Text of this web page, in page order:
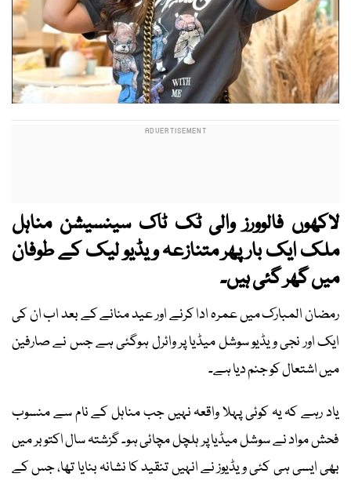
لاکھوں فالوورز والی ٹک ٹاک سینسیشن مناہل
ملک ایک بار پھر متنازعہ ویڈیو لیک کے طوفان
میں گھر گئی ہیں۔
رمضان المبارک میں عمرہ ادا کرنے اور عید منانے کے بعد اب ان کی
ایک اور نجی ویڈیو سوشل میڈیا پر وائرل ہوگئی ہے جس نے صارفین
میں اشتعال کو جنم دیا ہے۔
یاد رہے کہ یہ کوئی پہلا واقعہ نہیں جب مناہل کے نام سے منسوب
فحش مواد نے سوشل میڈیا پر ہلچل مچائی ہو۔ گزشتہ سال اکتوبر میں
بھی ایسی ہی کئی ویڈیوز نے انہیں تنقید کا نشانہ بنایا تھا، جس کے